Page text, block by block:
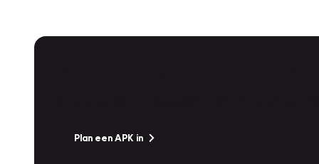
Plan een APK in